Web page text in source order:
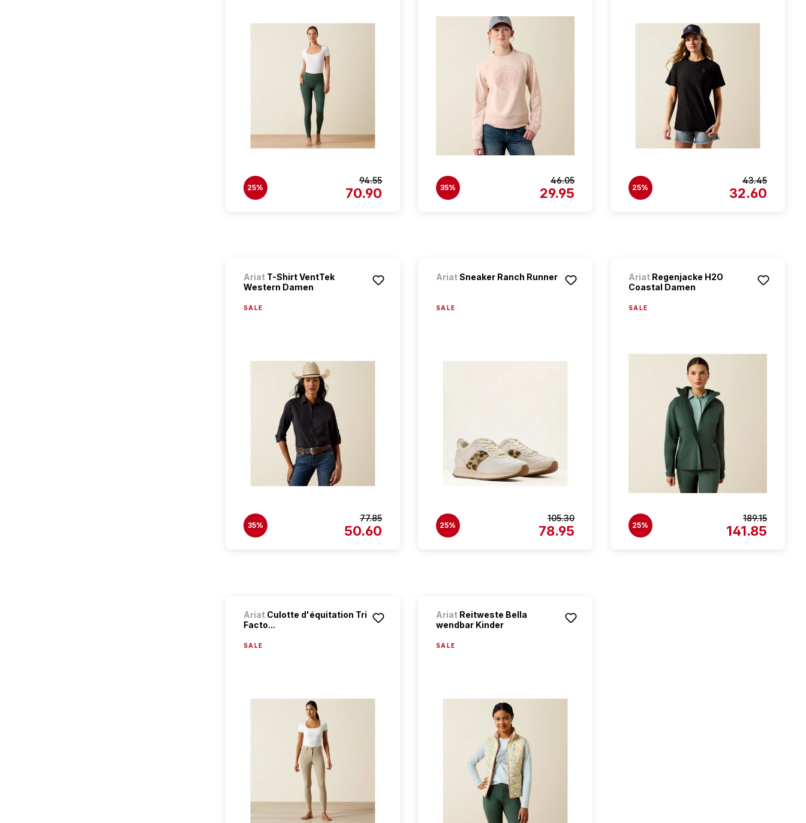
25%
94.55
70.90 35%
46.05
29.95 25%
43.45
32.60
AriatT-Shirt VentTek
Western Damen
SALE
35%
77.85
50.60
AriatSneaker Ranch Runner
SALE
25%
105.30
78.95
AriatRegenjacke H2O
Coastal Damen
SALE
25%
189.15
141.85
AriatCulotte d'équitation Tri
Facto...
SALE
AriatReitweste Bella
wendbar Kinder
SALE